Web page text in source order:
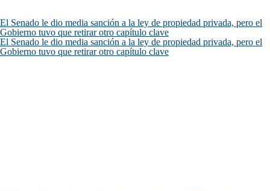
El Senado le dio media sanción a la ley de propiedad privada, pero el
Gobierno tuvo que retirar otro capítulo clave
El Senado le dio media sanción a la ley de propiedad privada, pero el
Gobierno tuvo que retirar otro capítulo clave